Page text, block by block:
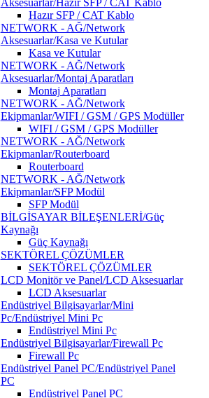
Aksesuarlar/Hazır SFP / CAT Kablo
Hazır SFP / CAT Kablo
NETWORK - AĞ/Network
Aksesuarlar/Kasa ve Kutular
Kasa ve Kutular
NETWORK - AĞ/Network
Aksesuarlar/Montaj Aparatları
Montaj Aparatları
NETWORK - AĞ/Network
Ekipmanlar/WIFI / GSM / GPS Modüller
WIFI / GSM / GPS Modüller
NETWORK - AĞ/Network
Ekipmanlar/Routerboard
Routerboard
NETWORK - AĞ/Network
Ekipmanlar/SFP Modül
SFP Modül
BİLGİSAYAR BİLEŞENLERİ/Güç
Kaynağı
Güç Kaynağı
SEKTÖREL ÇÖZÜMLER
SEKTÖREL ÇÖZÜMLER
LCD Monitör ve Panel/LCD Aksesuarlar
LCD Aksesuarlar
Endüstriyel Bilgisayarlar/Mini
Pc/Endüstriyel Mini Pc
Endüstriyel Mini Pc
Endüstriyel Bilgisayarlar/Firewall Pc
Firewall Pc
Endüstriyel Panel PC/Endüstriyel Panel
PC
Endüstriyel Panel PC